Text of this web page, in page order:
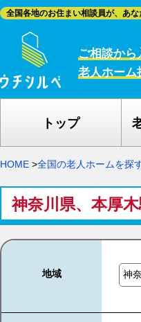
全国各地のお住まい相談員が、あな
ご相談か
老人ホーム
トップ
HOME >全国の老人ホームを探
神奈川県、本厚
地域